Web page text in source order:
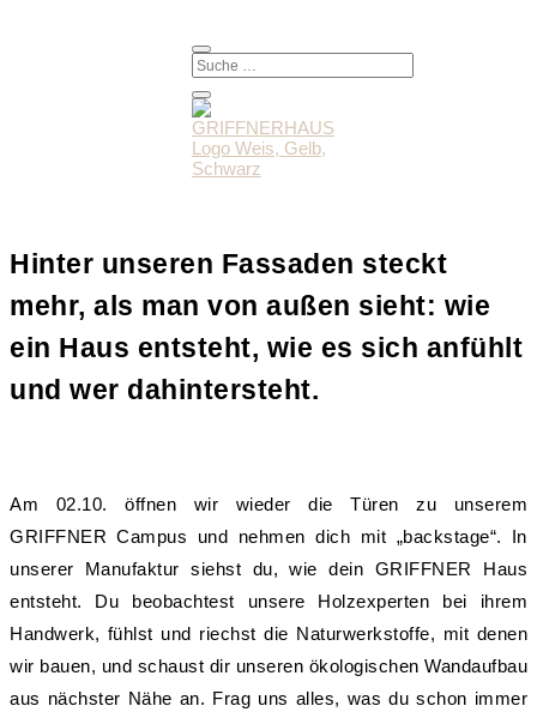
Hinter unseren Fassaden steckt
mehr, als man von außen sieht: wie
ein Haus entsteht, wie es sich anfühlt
und wer dahintersteht.
Am 02.10. öffnen wir wieder die Türen zu unserem
GRIFFNER Campus und nehmen dich mit „backstage“. In
unserer Manufaktur siehst du, wie dein GRIFFNER Haus
entsteht. Du beobachtest unsere Holzexperten bei ihrem
Handwerk, fühlst und riechst die Naturwerkstoffe, mit denen
wir bauen, und schaust dir unseren ökologischen Wandaufbau
aus nächster Nähe an. Frag uns alles, was du schon immer